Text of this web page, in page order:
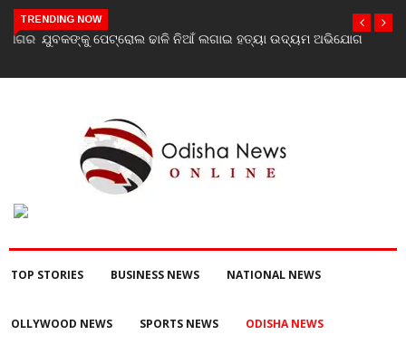
TRENDING NOW
ଯୁବକଙ୍କୁ ପେଟ୍ରୋଲ ଢାଳି ନିଆଁ ଲଗାଇ ହତ୍ୟା ଉଦ୍ୟମ ଅଭିଯୋଗ